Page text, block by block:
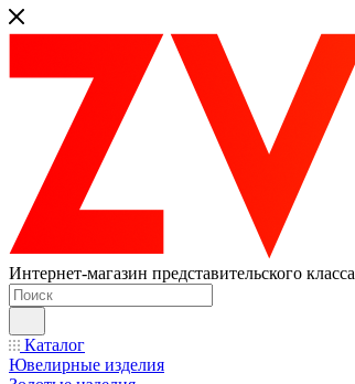
Интернет-магазин представительского класса
Каталог
Ювелирные изделия